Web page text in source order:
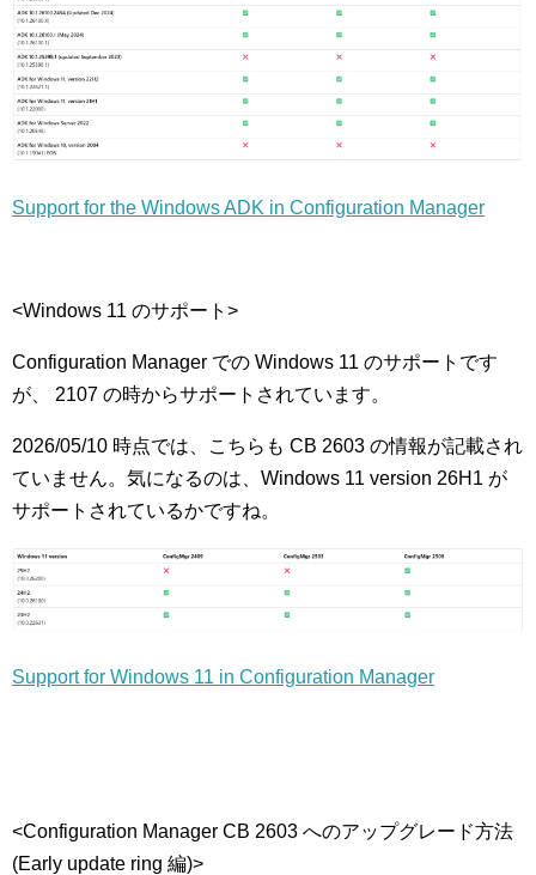
Support for the Windows ADK in Configuration Manager
<Windows 11 のサポート>
Configuration Manager での Windows 11 のサポートです
が、 2107 の時からサポートされています。
2026/05/10 時点では、こちらも CB 2603 の情報が記載され
ていません。気になるのは、Windows 11 version 26H1 が
サポートされているかですね。
Support for Windows 11 in Configuration Manager
<Configuration Manager CB 2603 へのアップグレード方法
(Early update ring 編)>